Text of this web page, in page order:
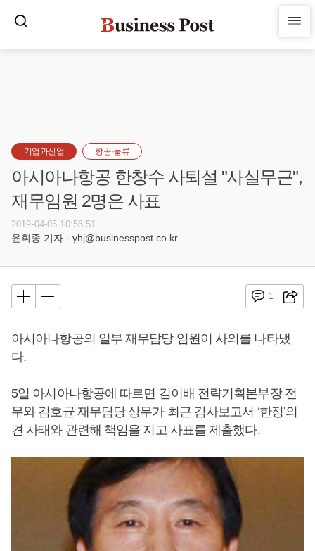
기업과산업 항공·물류
아시아나항공 한창수 사퇴설 "사실무근",
재무임원 2명은 사표
2019-04-05 10:56:51
윤휘종 기자 - yhj@businesspost.co.kr
1
아시아나항공의 일부 재무담당 임원이 사의를 나타냈
다.
5일 아시아나항공에 따르면 김이배 전략기획본부장 전
무와 김호균 재무담당 상무가 최근 감사보고서 ‘한정’의
견 사태와 관련해 책임을 지고 사표를 제출했다.